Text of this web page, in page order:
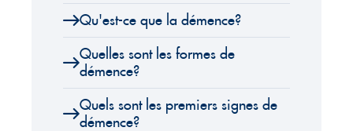
Qu'est-ce que la démence?
Quelles sont les formes de
démence?
Quels sont les premiers signes de
démence?